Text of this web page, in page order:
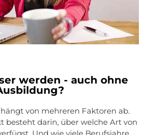
werden - auch ohne
von mehreren Faktoren ab.
besteht darin, über welche Art von